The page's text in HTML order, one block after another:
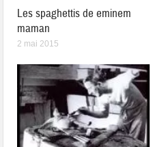
Les spaghettis de eminem
maman
2 mai 2015